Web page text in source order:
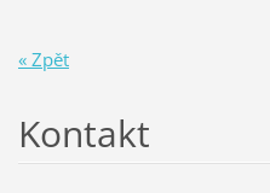
« Zpět
Kontakt